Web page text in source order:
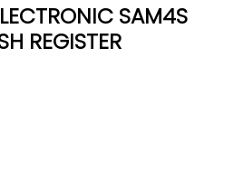
SAM4S
REGISTER